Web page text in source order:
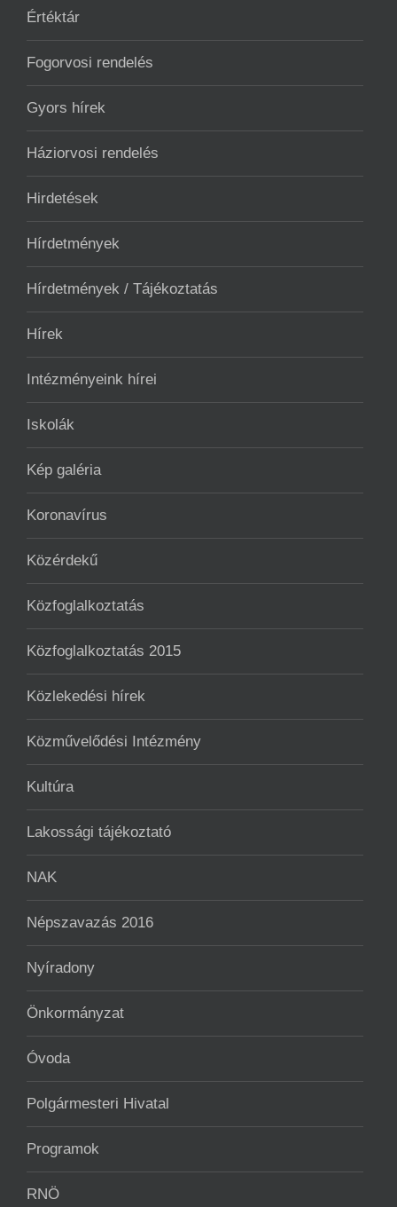
Értéktár
Fogorvosi rendelés
Gyors hírek
Háziorvosi rendelés
Hirdetések
Hírdetmények
Hírdetmények / Tájékoztatás
Hírek
Intézményeink hírei
Iskolák
Kép galéria
Koronavírus
Közérdekű
Közfoglalkoztatás
Közfoglalkoztatás 2015
Közlekedési hírek
Közművelődési Intézmény
Kultúra
Lakossági tájékoztató
NAK
Népszavazás 2016
Nyíradony
Önkormányzat
Óvoda
Polgármesteri Hivatal
Programok
RNÖ